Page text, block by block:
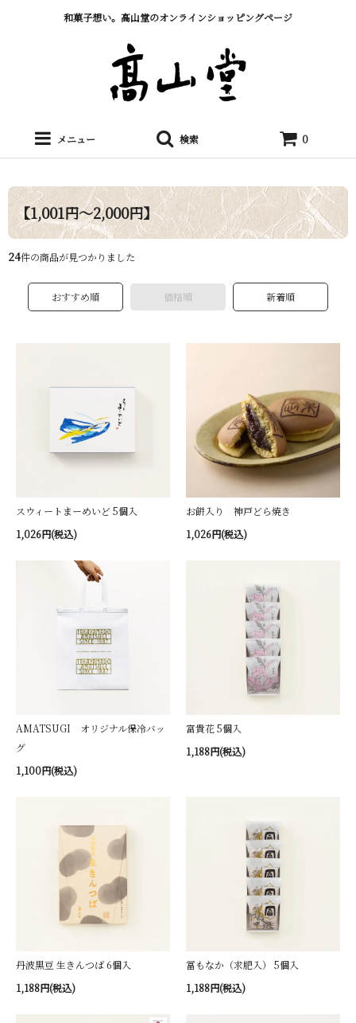
和菓子想い。髙山堂のオンラインショッピングページ
メニュー 検索 0
【1,001円～2,000円】
24件の商品が見つかりました
おすすめ順 価格順 新着順
スウィートまーめいど 5個入
1,026円(税込)
お餅入り 神戸どら焼き
1,026円(税込)
AMATSUGI オリジナル保冷バッ
グ
1,100円(税込)
富貴花 5個入
1,188円(税込)
丹波黒豆 生きんつば 6個入
1,188円(税込)
冨もなか（求肥入） 5個入
1,188円(税込)